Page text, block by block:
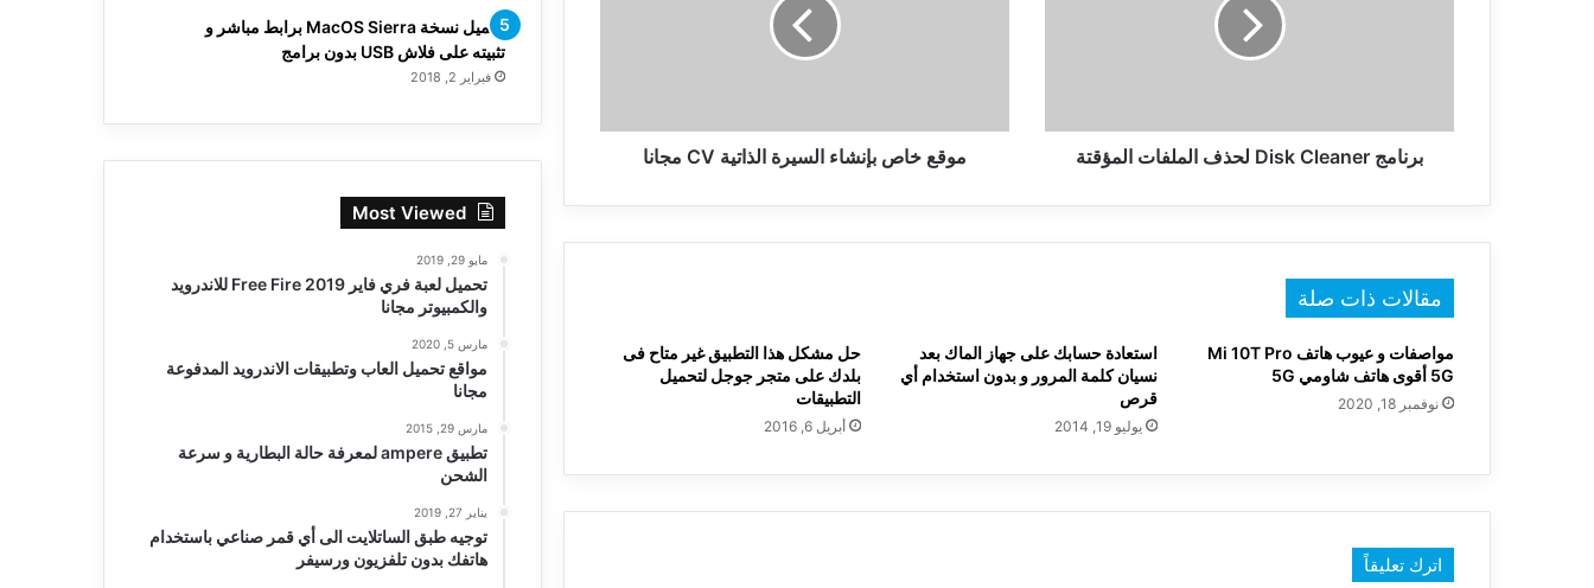
برنامج Disk Cleaner لحذف الملفات المؤقتة موقع خاص بإنشاء السيرة الذاتية CV مجانا
مقالات ذات صلة
مواصفات و عيوب هاتف Mi 10T Pro
5G أقوى هاتف شاومي 5G
نوفمبر 18, 2020
استعادة حسابك على جهاز الماك بعد
نسيان كلمة المرور و بدون استخدام أي
قرص
يوليو 19, 2014
حل مشكل هذا التطبيق غير متاح فى
بلدك على متجر جوجل لتحميل
التطبيقات
أبريل 6, 2016
اترك تعليقاً
تحميل نسخة MacOS Sierra برابط مباشر و
تثبيته على فلاش USB بدون برامج
فبراير 2, 2018
Most Viewed
مايو 29, 2019
تحميل لعبة فري فاير Free Fire 2019 للاندرويد
والكمبيوتر مجانا
مارس 5, 2020
مواقع تحميل العاب وتطبيقات الاندرويد المدفوعة
مجانا
مارس 29, 2015
تطبيق ampere لمعرفة حالة البطارية و سرعة
الشحن
يناير 27, 2019
توجيه طبق الساتلايت الى أي قمر صناعي باستخدام
هاتفك بدون تلفزيون ورسيفر